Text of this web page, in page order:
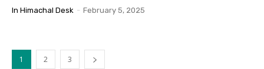
In Himachal Desk - February 5, 2025
1 2 3